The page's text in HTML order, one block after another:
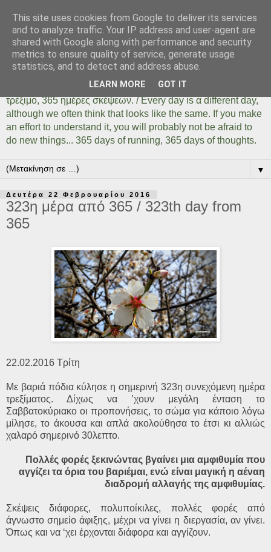
Days Of Running 365
Κάθε μέρα είναι μια διαφορετική ημέρα όσο ίδια και αν
φαίνεται. Αρκεί να το καταλάβουμε, αρκεί να δοκιμάσουμε,
αρκεί να μην φοβηθούμε να κάνουμε πράγματα... 365 ημέρες
τρέξιμο, 365 ημέρες σκέψεων. / Every day is α different day,
although we often think that looks like the same. If you make
an effort to understand it, you will probably not be afraid to
do new things... 365 days of running, 365 days of thoughts.
▼
Δευτέρα 22 Φεβρουαρίου 2016
323η μέρα από 365 / 323th day from
365
22.02.2016 Τρίτη
Με βαριά πόδια κύλησε η σημερινή 323η συνεχόμενη ημέρα
τρεξίματος. Δίχως να ’χουν μεγάλη ένταση το
Σαββατοκύριακο οι προπονήσεις, το σώμα για κάποιο λόγω
μίλησε, το άκουσα και απλά ακολούθησα το έτσι κι αλλιώς
χαλαρό σημερινό 30λεπτο.
Πολλές φορές ξεκινώντας βγαίνει μια αμφιθυμία που
αγγίζει τα όρια του βαριέμαι, ενώ είναι μαγική η αέναη
διαδρομή αλλαγής της αμφιθυμίας.
Σκέψεις διάφορες, πολυποίκιλες, πολλές φορές από
άγνωστο σημείο άφιξης, μέχρι να γίνει η διεργασία, αν γίνει.
Όπως και να ‘χει έρχονται διάφορα και αγγίζουν.
This site uses cookies from Google to deliver its services
and to analyze traffic. Your IP address and user-agent are
shared with Google along with performance and security
metrics to ensure quality of service, generate usage
statistics, and to detect and address abuse.
LEARN MORE GOT IT